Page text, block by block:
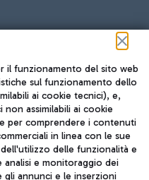
il funzionamento del sito web
sul funzionamento dello
ai cookie tecnici), e,
assimilabili ai cookie
per comprendere i contenuti
in linea con le sue
delle funzionalità e
e monitoraggio dei
annunci e le inserzioni